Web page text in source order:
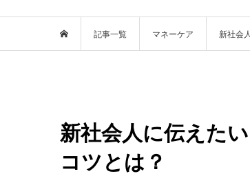
記事一覧 マネーケア 新社会
新社会人に伝えた
コツとは？